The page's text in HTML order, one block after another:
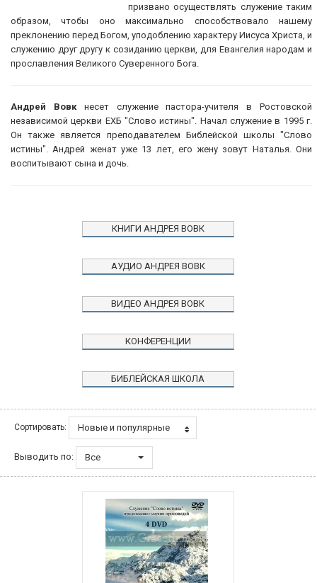
призвано осуществлять служение таким
образом, чтобы оно максимально способствовало нашему
преклонению перед Богом, уподоблению характеру Иисуса Христа, и
служению друг другу к созиданию церкви, для Евангелия народам и
прославления Великого Суверенного Бога.
Андрей Вовк несет служение пастора-учителя в Ростовской
независимой церкви ЕХБ "Слово истины". Начал служение в 1995 г.
Он также является преподавателем Библейской школы "Слово
истины". Андрей женат уже 13 лет, его жену зовут Наталья. Они
воспитывают сына и дочь.
КНИГИ АНДРЕЯ ВОВК
АУДИО АНДРЕЯ ВОВК
ВИДЕО АНДРЕЯ ВОВК
КОНФЕРЕНЦИИ
БИБЛЕЙСКАЯ ШКОЛА
Сортировать: Новые и популярные
Выводить по: Все